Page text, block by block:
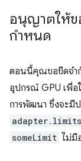
อนุญาตให้ข
กำหนด
ตอนนี้คุณขอขีดจำ
อุปกรณ์ GPU เพื่อ
การพัฒนา ซึ่งจะมี
someLimit ไม่มี